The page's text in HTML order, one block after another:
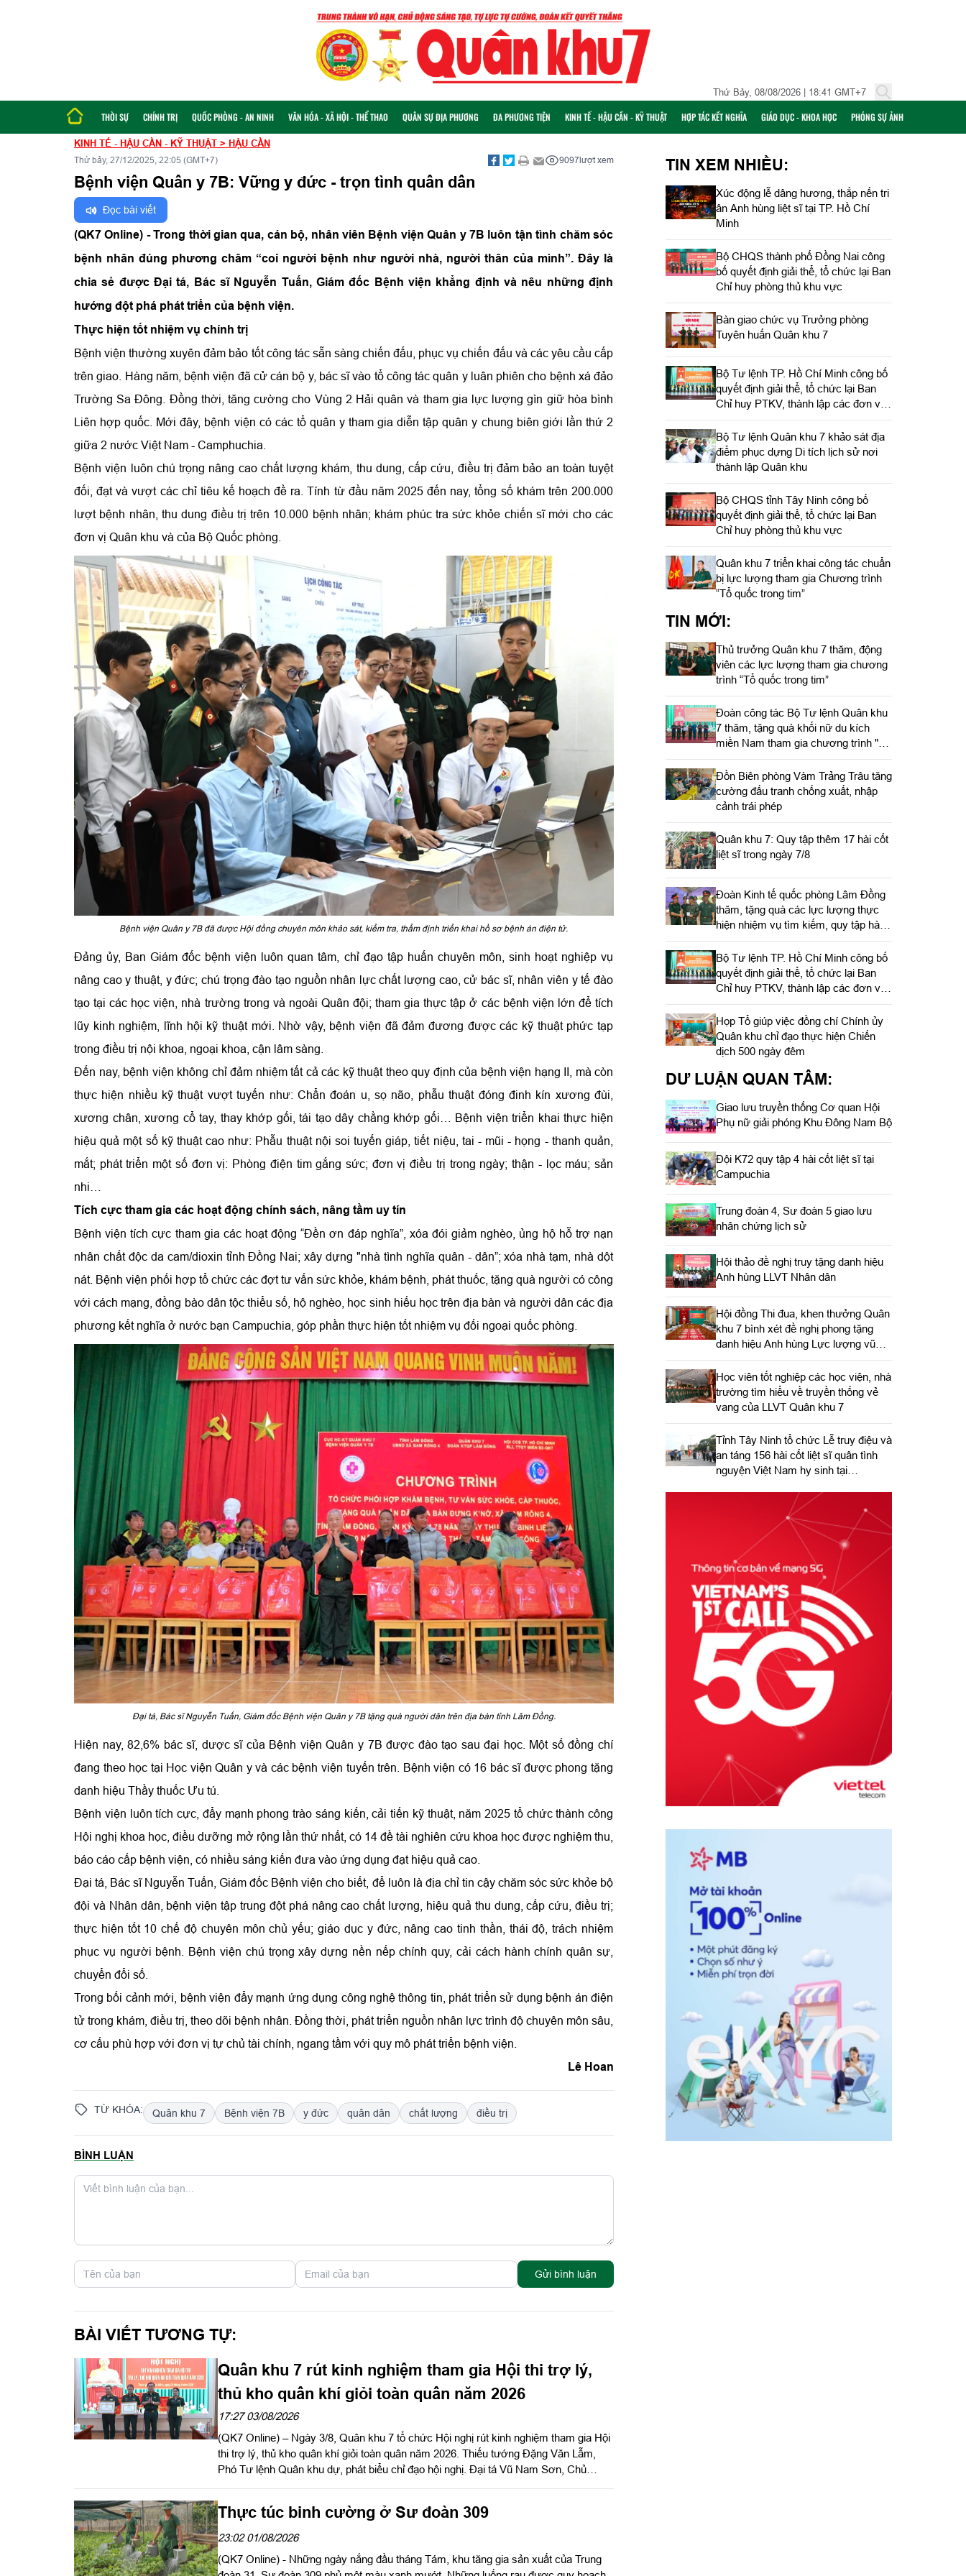
Thứ Bảy, 08/08/2026 | 18:41 GMT+7
THỜI SỰ CHÍNH TRỊ QUỐC PHÒNG - AN NINH VĂN HÓA - XÃ HỘI - THỂ THAO QUÂN SỰ ĐỊA PHƯƠNG ĐA PHƯƠNG TIỆN KINH TẾ - HẬU CẦN - KỸ THUẬT HỢP TÁC KẾT NGHĨA GIÁO DỤC - KHOA HỌC PHÓNG SỰ ẢNH
KINH TẾ - HẬU CẦN - KỸ THUẬT > HẬU CẦN
Thứ bảy, 27/12/2025, 22:05 (GMT+7) 9097lượt xem
Bệnh viện Quân y 7B: Vững y đức - trọn tình quân dân
Đọc bài viết
(QK7 Online) - Trong thời gian qua, cán bộ, nhân viên Bệnh viện Quân y 7B luôn tận tình chăm sóc
bệnh nhân đúng phương châm “coi người bệnh như người nhà, người thân của mình”. Đây là
chia sẻ được Đại tá, Bác sĩ Nguyễn Tuấn, Giám đốc Bệnh viện khẳng định và nêu những định
hướng đột phá phát triển của bệnh viện.
Thực hiện tốt nhiệm vụ chính trị
Bệnh viện thường xuyên đảm bảo tốt công tác sẵn sàng chiến đấu, phục vụ chiến đấu và các yêu cầu cấp
trên giao. Hàng năm, bệnh viện đã cử cán bộ y, bác sĩ vào tổ công tác quân y luân phiên cho bệnh xá đảo
Trường Sa Đông. Đồng thời, tăng cường cho Vùng 2 Hải quân và tham gia lực lượng gìn giữ hòa bình
Liên hợp quốc. Mới đây, bệnh viện có các tổ quân y tham gia diễn tập quân y chung biên giới lần thứ 2
giữa 2 nước Việt Nam - Camphuchia.
Bệnh viện luôn chú trọng nâng cao chất lượng khám, thu dung, cấp cứu, điều trị đảm bảo an toàn tuyệt
đối, đạt và vượt các chỉ tiêu kế hoạch đề ra. Tính từ đầu năm 2025 đến nay, tổng số khám trên 200.000
lượt bệnh nhân, thu dung điều trị trên 10.000 bệnh nhân; khám phúc tra sức khỏe chiến sĩ mới cho các
đơn vị Quân khu và của Bộ Quốc phòng.
Bệnh viện Quân y 7B đã được Hội đồng chuyên môn khảo sát, kiểm tra, thẩm định triển khai hồ sơ bệnh án điện tử.
Đảng ủy, Ban Giám đốc bệnh viện luôn quan tâm, chỉ đạo tập huấn chuyên môn, sinh hoạt nghiệp vụ
nâng cao y thuật, y đức; chú trọng đào tạo nguồn nhân lực chất lượng cao, cử bác sĩ, nhân viên y tế đào
tạo tại các học viện, nhà trường trong và ngoài Quân đội; tham gia thực tập ở các bệnh viện lớn để tích
lũy kinh nghiệm, lĩnh hội kỹ thuật mới. Nhờ vậy, bệnh viện đã đảm đương được các kỹ thuật phức tạp
trong điều trị nội khoa, ngoại khoa, cận lâm sàng.
Đến nay, bệnh viện không chỉ đảm nhiệm tất cả các kỹ thuật theo quy định của bệnh viện hạng II, mà còn
thực hiện nhiều kỹ thuật vượt tuyến như: Chẩn đoán u, sọ não, phẫu thuật đóng đinh kín xương đùi,
xương chân, xương cổ tay, thay khớp gối, tái tạo dây chằng khớp gối… Bệnh viện triển khai thực hiện
hiệu quả một số kỹ thuật cao như: Phẫu thuật nội soi tuyến giáp, tiết niệu, tai - mũi - họng - thanh quản,
mắt; phát triển một số đơn vị: Phòng điện tim gắng sức; đơn vị điều trị trong ngày; thận - lọc máu; sản
nhi…
Tích cực tham gia các hoạt động chính sách, nâng tầm uy tín
Bệnh viện tích cực tham gia các hoạt động “Đền ơn đáp nghĩa”, xóa đói giảm nghèo, ủng hộ hỗ trợ nạn
nhân chất độc da cam/dioxin tỉnh Đồng Nai; xây dựng "nhà tình nghĩa quân - dân”; xóa nhà tạm, nhà dột
nát. Bệnh viện phối hợp tổ chức các đợt tư vấn sức khỏe, khám bệnh, phát thuốc, tặng quà người có công
với cách mạng, đồng bào dân tộc thiểu số, hộ nghèo, học sinh hiếu học trên địa bàn và người dân các địa
phương kết nghĩa ở nước bạn Campuchia, góp phần thực hiện tốt nhiệm vụ đối ngoại quốc phòng.
Đại tá, Bác sĩ Nguyễn Tuấn, Giám đốc Bệnh viện Quân y 7B tặng quà người dân trên địa bàn tỉnh Lâm Đồng.
Hiện nay, 82,6% bác sĩ, dược sĩ của Bệnh viện Quân y 7B được đào tạo sau đại học. Một số đồng chí
đang theo học tại Học viện Quân y và các bệnh viện tuyến trên. Bệnh viện có 16 bác sĩ được phong tặng
danh hiệu Thầy thuốc Ưu tú.
Bệnh viện luôn tích cực, đẩy mạnh phong trào sáng kiến, cải tiến kỹ thuật, năm 2025 tổ chức thành công
Hội nghị khoa học, điều dưỡng mở rộng lần thứ nhất, có 14 đề tài nghiên cứu khoa học được nghiệm thu,
báo cáo cấp bệnh viện, có nhiều sáng kiến đưa vào ứng dụng đạt hiệu quả cao.
Đại tá, Bác sĩ Nguyễn Tuấn, Giám đốc Bệnh viện cho biết, để luôn là địa chỉ tin cậy chăm sóc sức khỏe bộ
đội và Nhân dân, bệnh viện tập trung đột phá nâng cao chất lượng, hiệu quả thu dung, cấp cứu, điều trị;
thực hiện tốt 10 chế độ chuyên môn chủ yếu; giáo dục y đức, nâng cao tinh thần, thái độ, trách nhiệm
phục vụ người bệnh. Bệnh viện chú trọng xây dựng nền nếp chính quy, cải cách hành chính quân sự,
chuyển đổi số.
Trong bối cảnh mới, bệnh viện đẩy mạnh ứng dụng công nghệ thông tin, phát triển sử dụng bệnh án điện
tử trong khám, điều trị, theo dõi bệnh nhân. Đồng thời, phát triển nguồn nhân lực trình độ chuyên môn sâu,
cơ cấu phù hợp với đơn vị tự chủ tài chính, ngang tầm với quy mô phát triển bệnh viện.
Lê Hoan
TỪ KHÓA: Quân khu 7 Bệnh viện 7B y đức quân dân chất lượng điều trị
BÌNH LUẬN
Gửi bình luận
BÀI VIẾT TƯƠNG TỰ:
Quân khu 7 rút kinh nghiệm tham gia Hội thi trợ lý,
thủ kho quân khí giỏi toàn quân năm 2026
17:27 03/08/2026
(QK7 Online) – Ngày 3/8, Quân khu 7 tổ chức Hội nghị rút kinh nghiệm tham gia Hội
thi trợ lý, thủ kho quân khí giỏi toàn quân năm 2026. Thiếu tướng Đặng Văn Lẫm,
Phó Tư lệnh Quân khu dự, phát biểu chỉ đạo hội nghị. Đại tá Vũ Nam Sơn, Chủ
Thực túc binh cường ở Sư đoàn 309
23:02 01/08/2026
(QK7 Online) - Những ngày nắng đầu tháng Tám, khu tăng gia sản xuất của Trung
TIN XEM NHIỀU:
Xúc động lễ dâng hương, thắp nến tri
ân Anh hùng liệt sĩ tại TP. Hồ Chí
Minh
Bộ CHQS thành phố Đồng Nai công
bố quyết định giải thể, tổ chức lại Ban
Chỉ huy phòng thủ khu vực
Bàn giao chức vụ Trưởng phòng
Tuyên huấn Quân khu 7
Bộ Tư lệnh TP. Hồ Chí Minh công bố
quyết định giải thể, tổ chức lại Ban
Chỉ huy PTKV, thành lập các đơn vị
trực thuộc
Bộ Tư lệnh Quân khu 7 khảo sát địa
điểm phục dựng Di tích lịch sử nơi
thành lập Quân khu
Bộ CHQS tỉnh Tây Ninh công bố
quyết định giải thể, tổ chức lại Ban
Chỉ huy phòng thủ khu vực
Quân khu 7 triển khai công tác chuẩn
bị lực lượng tham gia Chương trình
“Tổ quốc trong tim”
TIN MỚI:
Thủ trưởng Quân khu 7 thăm, động
viên các lực lượng tham gia chương
trình “Tổ quốc trong tim”
Đoàn công tác Bộ Tư lệnh Quân khu
7 thăm, tặng quà khối nữ du kích
miền Nam tham gia chương trình "Tổ
quốc trong tim"
Đồn Biên phòng Vàm Trảng Trâu tăng
cường đấu tranh chống xuất, nhập
cảnh trái phép
Quân khu 7: Quy tập thêm 17 hài cốt
liệt sĩ trong ngày 7/8
Đoàn Kinh tế quốc phòng Lâm Đồng
thăm, tặng quà các lực lượng thực
hiện nhiệm vụ tìm kiếm, quy tập hài
cốt liệt sĩ
Bộ Tư lệnh TP. Hồ Chí Minh công bố
quyết định giải thể, tổ chức lại Ban
Chỉ huy PTKV, thành lập các đơn vị
trực thuộc
Họp Tổ giúp việc đồng chí Chính ủy
Quân khu chỉ đạo thực hiện Chiến
dịch 500 ngày đêm
DƯ LUẬN QUAN TÂM:
Giao lưu truyền thống Cơ quan Hội
Phụ nữ giải phóng Khu Đông Nam Bộ
Đội K72 quy tập 4 hài cốt liệt sĩ tại
Campuchia
Trung đoàn 4, Sư đoàn 5 giao lưu
nhân chứng lịch sử
Hội thảo đề nghị truy tặng danh hiệu
Anh hùng LLVT Nhân dân
Hội đồng Thi đua, khen thưởng Quân
khu 7 bình xét đề nghị phong tặng
danh hiệu Anh hùng Lực lượng vũ
trang nhân dân
Học viên tốt nghiệp các học viện, nhà
trường tìm hiểu về truyền thống vẻ
vang của LLVT Quân khu 7
​Tỉnh Tây Ninh tổ chức Lễ truy điệu và
an táng 156 hài cốt liệt sĩ quân tình
nguyện Việt Nam hy sinh tại